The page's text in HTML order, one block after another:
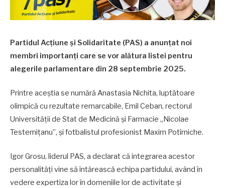
Partidul Acțiune și Solidaritate (PAS) a anunțat noi
membri importanți care se vor alătura listei pentru
alegerile parlamentare din 28 septembrie 2025.
Printre aceștia se numără Anastasia Nichita, luptătoare
olimpică cu rezultate remarcabile, Emil Ceban, rectorul
Universității de Stat de Medicină și Farmacie „Nicolae
Testemițanu”, și fotbalistul profesionist Maxim Potîrniche.
Igor Grosu, liderul PAS, a declarat că integrarea acestor
personalități vine să întărească echipa partidului, având în
vedere expertiza lor în domeniile lor de activitate și